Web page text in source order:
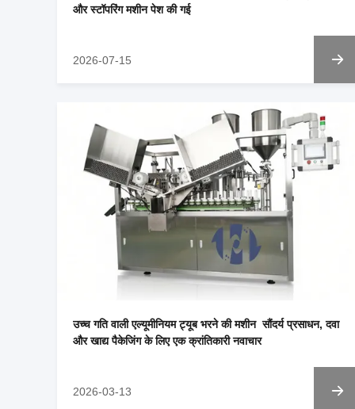
और स्टॉपरिंग मशीन पेश की गई
2026-07-15
उच्च गति वाली एल्यूमीनियम ट्यूब भरने की मशीन ️ सौंदर्य प्रसाधन, दवा
और खाद्य पैकेजिंग के लिए एक क्रांतिकारी नवाचार
2026-03-13